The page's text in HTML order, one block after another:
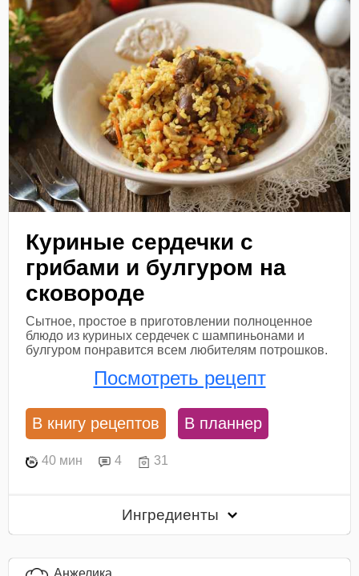
Куриные сердечки с
грибами и булгуром на
сковороде
Сытное, простое в приготовлении полноценное
блюдо из куриных сердечек с шампиньонами и
булгуром понравится всем любителям потрошков.
Посмотреть рецепт
В книгу рецептов В планнер
40 мин 4 31
Ингредиенты
Анжелика